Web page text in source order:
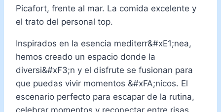
Picafort, frente al mar. La comida excelente y
el trato del personal top.
Inspirados en la esencia mediterr&#xE1;nea,
hemos creado un espacio donde la
diversi&#xF3;n y el disfrute se fusionan para
que puedas vivir momentos &#xFA;nicos. El
escenario perfecto para escapar de la rutina,
celebrar momentos y reconectar entre risas,